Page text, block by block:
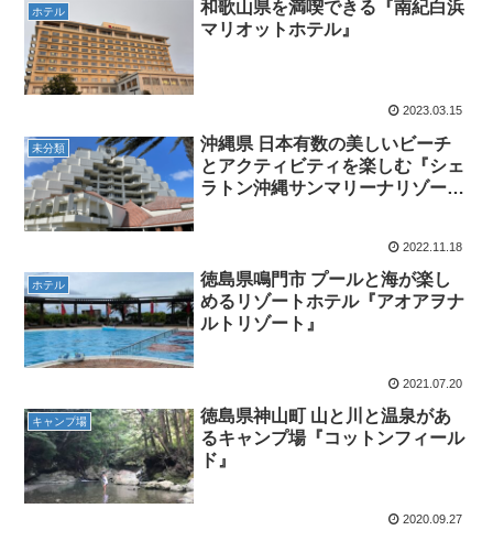
ホテル
和歌山県を満喫できる『南紀白浜
マリオットホテル』
2023.03.15
未分類
沖縄県 日本有数の美しいビーチ
とアクティビティを楽しむ『シェ
ラトン沖縄サンマリーナリゾー
2022.11.18
ホテル
徳島県鳴門市 プールと海が楽し
めるリゾートホテル『アオアヲナ
ルトリゾート』
2021.07.20
キャンプ場
徳島県神山町 山と川と温泉があ
るキャンプ場『コットンフィール
ド』
2020.09.27